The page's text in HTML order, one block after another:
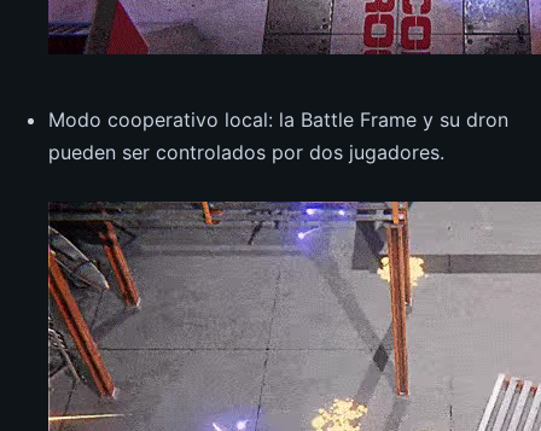
Modo cooperativo local: la Battle Frame y su dron
pueden ser controlados por dos jugadores.